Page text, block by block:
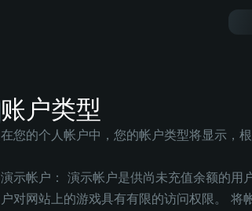
账户类型
在您的个人帐户中，您的帐户类型将显示，
演示帐户： 演示帐户是供尚未充值余额的用
户对网站上的游戏具有有限的访问权限。